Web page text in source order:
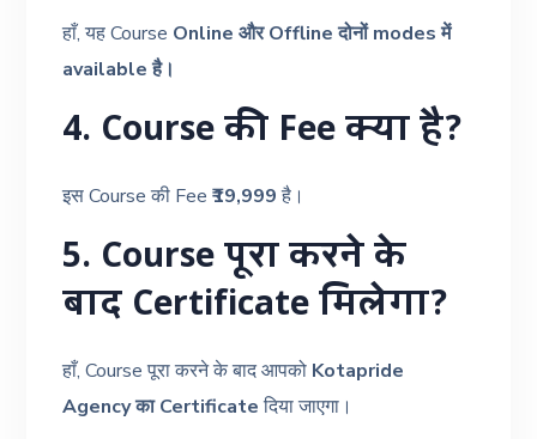
हाँ, यह Course Online और Offline दोनों modes में
available है।
4. Course की Fee क्या है?
इस Course की Fee₹19,999है।
5. Course पूरा करने के
बाद Certificate मिलेगा?
हाँ, Course पूरा करने के बाद आपको Kotapride
Agency का Certificateदिया जाएगा।